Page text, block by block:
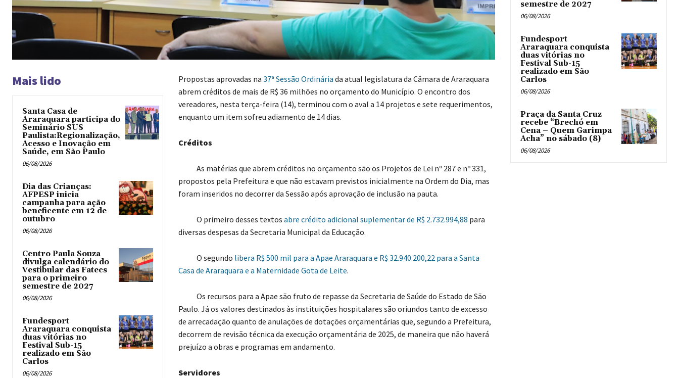
Mais lido
Santa Casa de
Araraquara participa do
Seminário SUS
Paulista:Regionalização,
Acesso e Inovação em
Saúde, em São Paulo
06/08/2026
Dia das Crianças:
AFPESP inicia
campanha para ação
beneficente em 12 de
outubro
06/08/2026
Centro Paula Souza
divulga calendário do
Vestibular das Fatecs
para o primeiro
semestre de 2027
06/08/2026
Fundesport
Araraquara conquista
duas vitórias no
Festival Sub-15
realizado em São
Carlos
06/08/2026
Propostas aprovadas na 37ª Sessão Ordinária da atual legislatura da Câmara de Araraquara
abrem créditos de mais de R$ 36 milhões no orçamento do Município. O encontro dos
vereadores, nesta terça-feira (14), terminou com o aval a 14 projetos e sete requerimentos,
enquanto um item sofreu adiamento de 14 dias.
Créditos
As matérias que abrem créditos no orçamento são os Projetos de Lei nº 287 e nº 331,
propostos pela Prefeitura e que não estavam previstos inicialmente na Ordem do Dia, mas
foram inseridos no decorrer da Sessão após aprovação de inclusão na pauta.
O primeiro desses textos abre crédito adicional suplementar de R$ 2.732.994,88 para
diversas despesas da Secretaria Municipal da Educação.
O segundo libera R$ 500 mil para a Apae Araraquara e R$ 32.940.200,22 para a Santa
Casa de Araraquara e a Maternidade Gota de Leite.
Os recursos para a Apae são fruto de repasse da Secretaria de Saúde do Estado de São
Paulo. Já os valores destinados às instituições hospitalares são oriundos tanto de excesso
de arrecadação quanto de anulações de dotações orçamentárias que, segundo a Prefeitura,
decorrem de revisão técnica da execução orçamentária de 2025, de maneira que não haverá
prejuízo a obras e programas em andamento.
Servidores
semestre de 2027
06/08/2026
Fundesport
Araraquara conquista
duas vitórias no
Festival Sub-15
realizado em São
Carlos
06/08/2026
Praça da Santa Cruz
recebe “Brechó em
Cena – Quem Garimpa
Acha” no sábado (8)
06/08/2026